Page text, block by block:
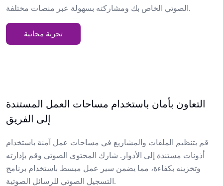
الصوتي الخاص بك ومشاركته بسهولة عبر منصات مختلفة.
تجربة مجانية
التعاون بأمان باستخدام مساحات العمل المستندة
إلى الفريق
قم بتنظيم الملفات والمشاريع في مساحات عمل آمنة باستخدام
أذونات مستندة إلى الأدوار. شارك المحتوى الصوتي وقم بإدارته
وتخزينه بكفاءة، مما يضمن سير عمل مبسط باستخدام برنامج
التسجيل الصوتي للرسائل الصوتية.